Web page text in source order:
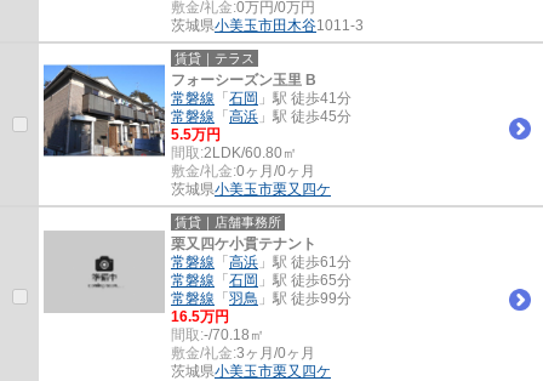
敷金/礼金:0万円/0万円
茨城県小美玉市田木谷1011-3
賃貸｜テラス
フォーシーズン玉里 B
常磐線 「 石岡 」駅 徒歩41分
常磐線 「 高浜 」駅 徒歩45分
5.5万円
間取:2LDK/60.80㎡
敷金/礼金:0ヶ月/0ヶ月
茨城県小美玉市栗又四ケ
賃貸｜店舗事務所
栗又四ケ小貫テナント
常磐線 「 高浜 」駅 徒歩61分
常磐線 「 石岡 」駅 徒歩65分
常磐線 「 羽鳥 」駅 徒歩99分
16.5万円
間取:-/70.18㎡
敷金/礼金:3ヶ月/0ヶ月
茨城県小美玉市栗又四ケ